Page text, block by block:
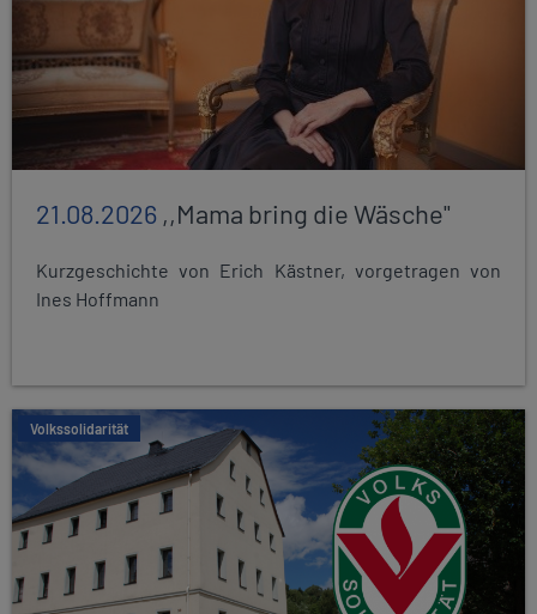
21.08.2026 ,,Mama bring die Wäsche"
Kurzgeschichte von Erich Kästner, vorgetragen von
Ines Hoffmann
Volkssolidarität